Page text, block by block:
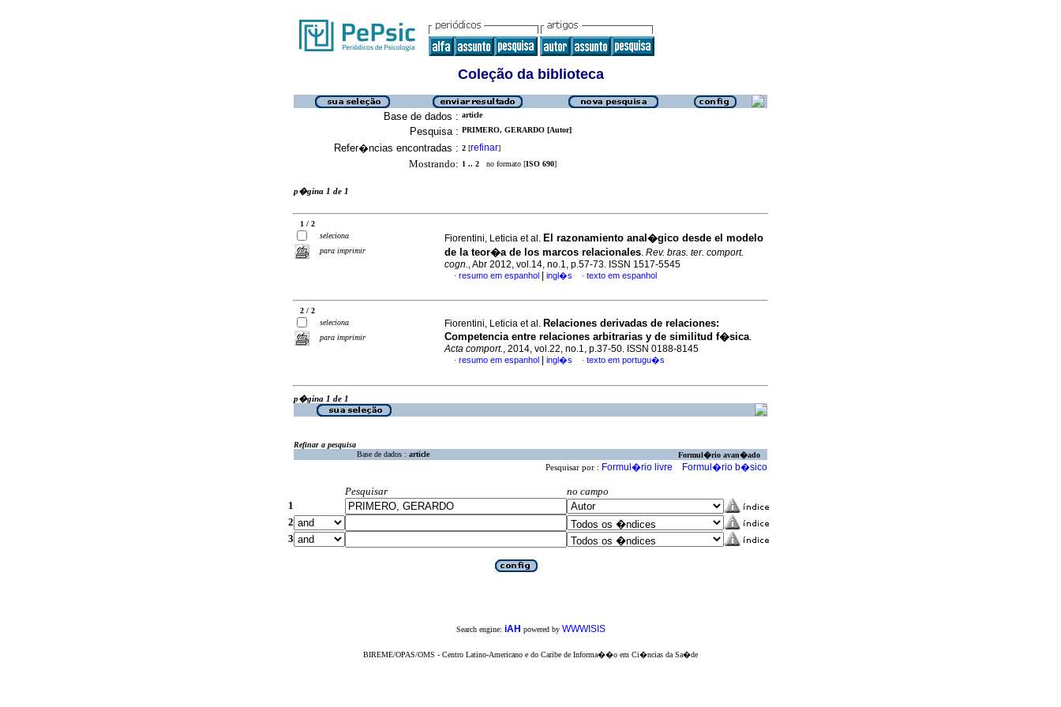
Coleção da biblioteca
Base de dados : article
Pesquisa : PRIMERO, GERARDO [Autor]
Refer�ncias encontradas : 2 [refinar]
Mostrando: 1 .. 2 no formato [ISO 690]
p�gina 1 de 1
1 / 2
seleciona
para imprimir
Fiorentini, Leticia et al. El razonamiento anal�gico desde el modelo
de la teor�a de los marcos relacionales. Rev. bras. ter. comport.
cogn., Abr 2012, vol.14, no.1, p.57-73. ISSN 1517-5545
· resumo em espanhol ingl�s · texto em espanhol
2 / 2
seleciona
para imprimir
Fiorentini, Leticia et al. Relaciones derivadas de relaciones:
Competencia entre relaciones arbitrarias y de similitud f�sica.
Acta comport., 2014, vol.22, no.1, p.37-50. ISSN 0188-8145
· resumo em espanhol ingl�s · texto em portugu�s
p�gina 1 de 1
Refinar a pesquisa
Base de dados : article Formul�rio avan�ado
Pesquisar por : Formul�rio livre Formul�rio b�sico
Pesquisar
no campo
1
2
3
Search engine: iAH powered by WWWISIS
BIREME/OPAS/OMS - Centro Latino-Americano e do Caribe de Informa��o em Ci�ncias da Sa�de